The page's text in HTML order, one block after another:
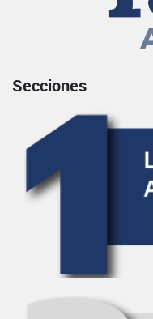
Secciones